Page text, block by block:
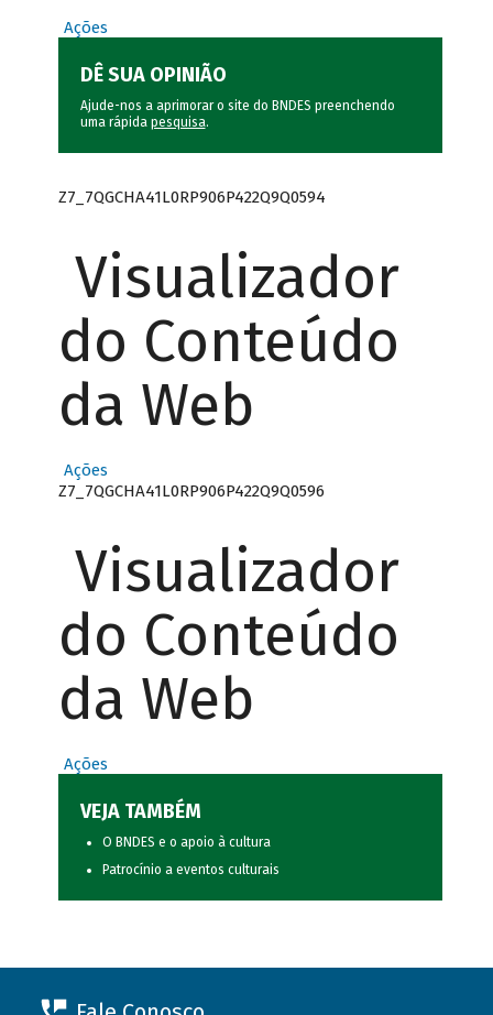
Ações
DÊ SUA OPINIÃO
Ajude-nos a aprimorar o site do BNDES preenchendo
uma rápida pesquisa.
Z7_7QGCHA41L0RP906P422Q9Q0594
Visualizador
do Conteúdo
da Web
Ações
Z7_7QGCHA41L0RP906P422Q9Q0596
Visualizador
do Conteúdo
da Web
Ações
VEJA TAMBÉM
O BNDES e o apoio à cultura
Patrocínio a eventos culturais